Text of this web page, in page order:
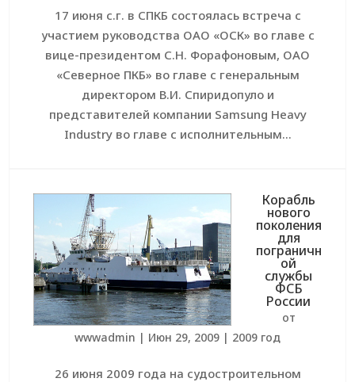
17 июня с.г. в СПКБ состоялась встреча с
участием руководства ОАО «ОСК» во главе с
вице-президентом С.Н. Форафоновым, ОАО
«Северное ПКБ» во главе с генеральным
директором В.И. Спиридопуло и
представителей компании Samsung Heavy
Industry во главе с исполнительным...
Корабль
нового
поколения
для
пограничн
ой
службы
ФСБ
России
от
wwwadmin | Июн 29, 2009 | 2009 год
26 июня 2009 года на судостроительном